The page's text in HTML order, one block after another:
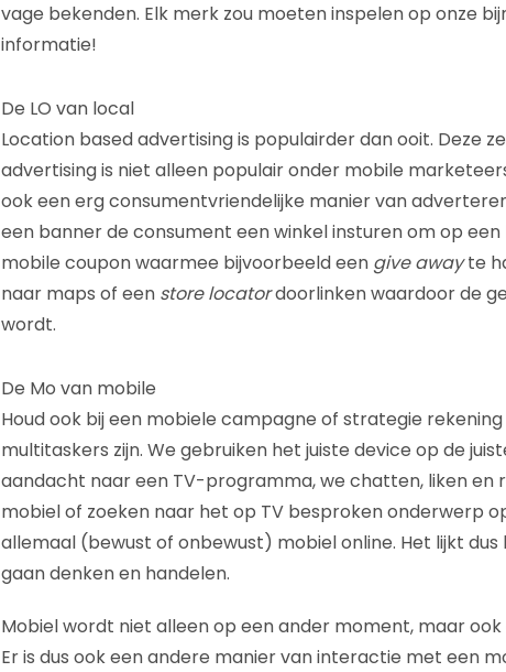
vage bekenden. Elk merk zou moeten inspelen op onze
informatie!
De LO van local
Location based advertising is populairder dan ooit. Deze
advertising is niet alleen populair onder mobile
ook een erg consumentvriendelijke manier van
een banner de consument een winkel insturen om op
mobile coupon waarmee bijvoorbeeld een give awayte
naar maps of een store locatordoorlinken waardoor de
wordt.
De Mo van mobile
Houd ook bij een mobiele campagne of strategie
multitaskers zijn. We gebruiken het juiste device op de
aandacht naar een TV-programma, we chatten, liken en
mobiel of zoeken naar het op TV besproken onderwerp
allemaal (bewust of onbewust) mobiel online. Het lijkt
gaan denken en handelen.
Mobiel wordt niet alleen op een ander moment, maar
Er is dus ook een andere manier van interactie met een